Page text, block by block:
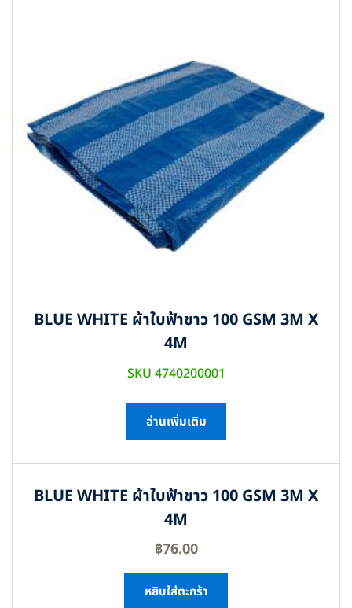
BLUE WHITE ผ้าใบฟ้าขาว 100 GSM 3M X
4M
SKU 4740200001
อ่านเพิ่มเติม
BLUE WHITE ผ้าใบฟ้าขาว 100 GSM 3M X
4M
฿76.00
หยิบใส่ตะกร้า